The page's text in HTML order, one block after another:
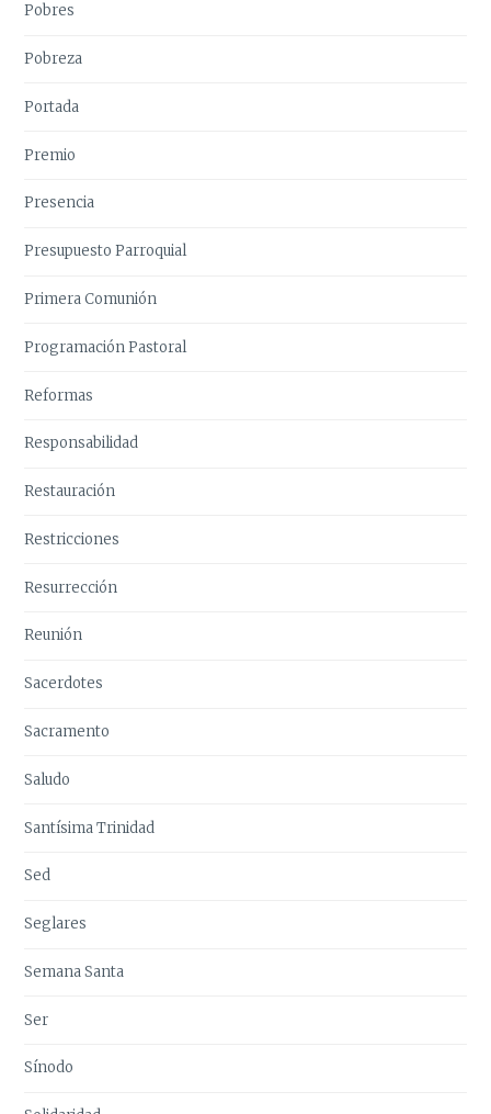
Pobres
Pobreza
Portada
Premio
Presencia
Presupuesto Parroquial
Primera Comunión
Programación Pastoral
Reformas
Responsabilidad
Restauración
Restricciones
Resurrección
Reunión
Sacerdotes
Sacramento
Saludo
Santísima Trinidad
Sed
Seglares
Semana Santa
Ser
Sínodo